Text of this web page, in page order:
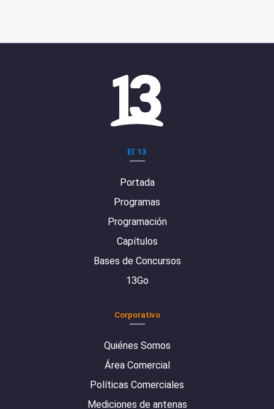
El 13
Portada
Programas
Programación
Capítulos
Bases de Concursos
13Go
Corporativo
Quiénes Somos
Área Comercial
Políticas Comerciales
Mediciones de antenas